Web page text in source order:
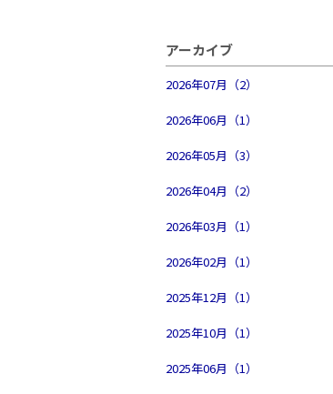
アーカイブ
2026年07月（2）
2026年06月（1）
2026年05月（3）
2026年04月（2）
2026年03月（1）
2026年02月（1）
2025年12月（1）
2025年10月（1）
2025年06月（1）